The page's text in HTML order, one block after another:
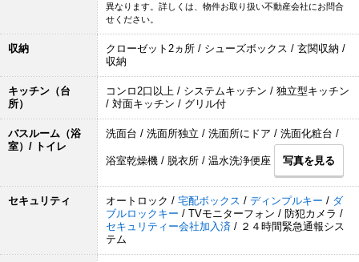
異なります。詳しくは、物件お取り扱い不動産会社にお問合
せください。
収納
クローゼット2ヵ所 / シューズボックス / 玄関収納 /
収納
キッチン（台
所）
コンロ2口以上 / システムキッチン / 独立型キッチン
/ 対面キッチン / グリル付
バスルーム（浴
室）/ トイレ
洗面台 / 洗面所独立 / 洗面所にドア / 洗面化粧台 /
浴室乾燥機 / 脱衣所 / 温水洗浄便座 写真を見る
セキュリティ オートロック / 宅配ボックス / ディンプルキー / ダ
ブルロックキー / TVモニターフォン / 防犯カメラ /
セキュリティー会社加入済 / ２４時間緊急通報シス
テム